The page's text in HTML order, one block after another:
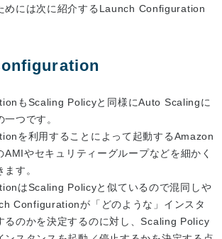
めには次に紹介するLaunch Configuration
もScaling Policyと同様にAuto Scalingに
つです。
を利用することによって起動するAmazon
AMIやセキュリティーグループなどを細かく
す。
はScaling Policyと似ているので混同しや
Configurationが「どのような」インスタ
るのかを決定するのに対し、Scaling Policy